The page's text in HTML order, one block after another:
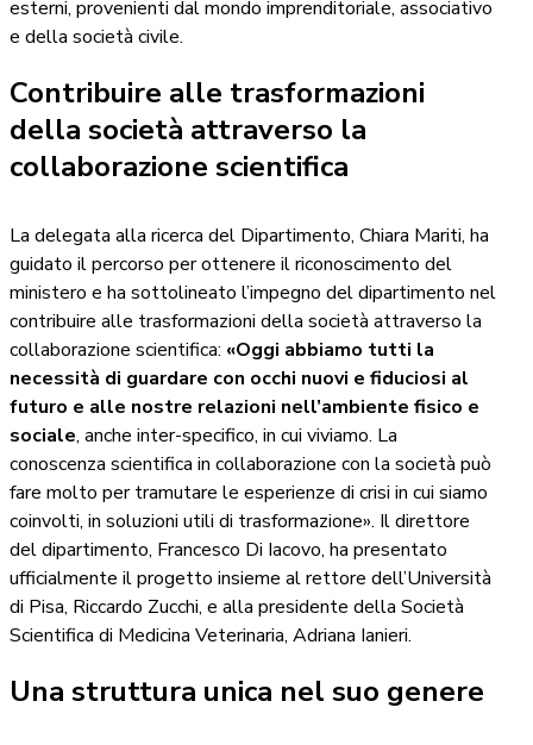
esterni, provenienti dal mondo imprenditoriale, associativo
e della società civile.
Contribuire alle trasformazioni
della società attraverso la
collaborazione scientifica
La delegata alla ricerca del Dipartimento, Chiara Mariti, ha
guidato il percorso per ottenere il riconoscimento del
ministero e ha sottolineato l’impegno del dipartimento nel
contribuire alle trasformazioni della società attraverso la
collaborazione scientifica: «Oggi abbiamo tutti la
necessità di guardare con occhi nuovi e fiduciosi al
futuro e alle nostre relazioni nell’ambiente fisico e
sociale, anche inter-specifico, in cui viviamo. La
conoscenza scientifica in collaborazione con la società può
fare molto per tramutare le esperienze di crisi in cui siamo
coinvolti, in soluzioni utili di trasformazione». Il direttore
del dipartimento, Francesco Di Iacovo, ha presentato
ufficialmente il progetto insieme al rettore dell’Università
di Pisa, Riccardo Zucchi, e alla presidente della Società
Scientifica di Medicina Veterinaria, Adriana Ianieri.
Una struttura unica nel suo genere